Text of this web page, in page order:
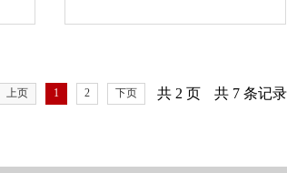
共 7 条记录
共 2 页
上页 1 2 下页